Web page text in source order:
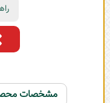
مشخصات